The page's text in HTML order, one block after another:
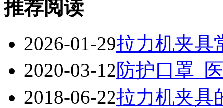
推荐阅读
2026-01-29拉力机夹具
2020-03-12防护口罩_
2018-06-22拉力机夹具